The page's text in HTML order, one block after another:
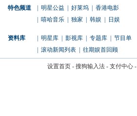
特色频道 明星公益 好莱坞
香港电影
嘻哈音乐 独家 韩娱 日娱
资料库 明星库 影视库 专题库
节目单
滚动新闻列表 往期娱首回顾
设置首页- 搜狗输入法- 支付中心-